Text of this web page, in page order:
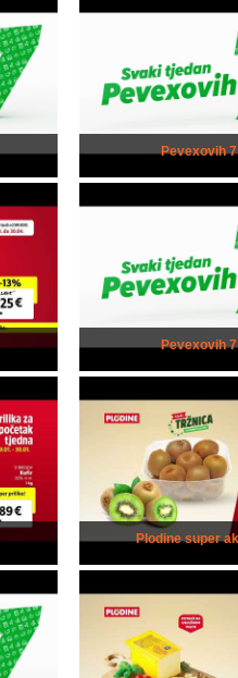
Pevexovih 7
Pevexovih 7
Plodine super